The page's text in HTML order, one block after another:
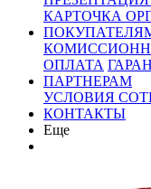
КАРТОЧКА
ОПЛАТА
ПАРТНЕРАМ
УСЛОВИЯ
КОНТАКТЫ
Еще